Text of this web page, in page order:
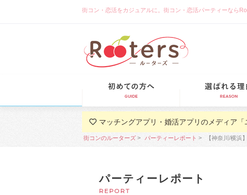
街コン・恋活をカジュアルに。街コン・恋活パーティーなら
マッチングアプリ・婚活アプリのメディア「
街コンのルーターズ パーティーレポート 【神奈川/横浜
パーティーレポート
REPORT